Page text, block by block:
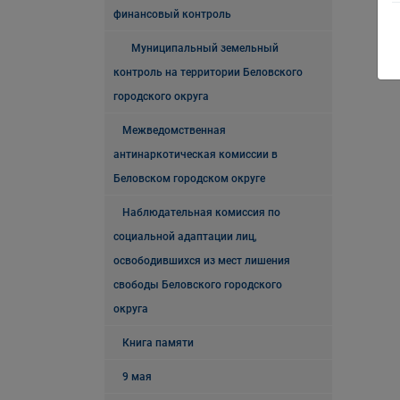
финансовый контроль
Муниципальный земельный
контроль на территории Беловского
городского округа
Межведомственная
антинаркотическая комиссии в
Беловском городском округе
Наблюдательная комиссия по
социальной адаптации лиц,
освободившихся из мест лишения
свободы Беловского городского
округа
Книга памяти
9 мая